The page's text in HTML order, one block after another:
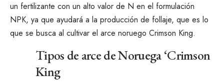
un fertilizante con un alto valor de N en el formulación
NPK, ya que ayudará a la producción de follaje, que es lo
que se busca al cultivar el arce noruego Crimson King.
Tipos de arce de Noruega ‘Crimson
King